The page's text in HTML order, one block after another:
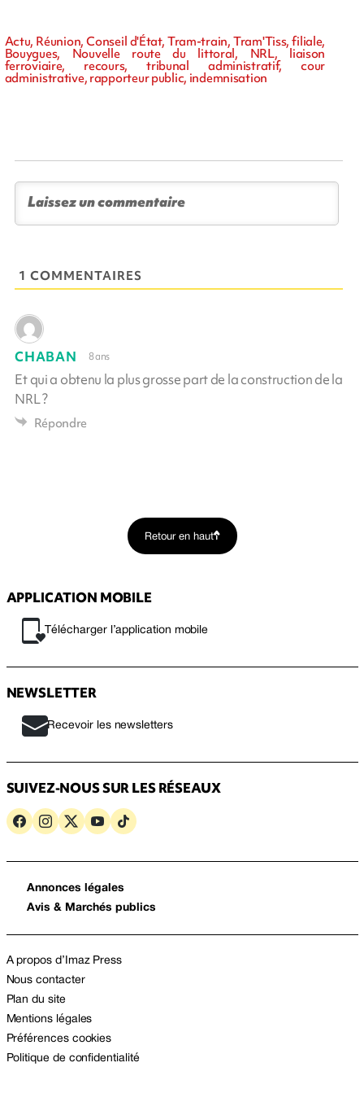
Actu, Réunion, Conseil d'État, Tram-train, Tram'Tiss, filiale,
Bouygues, Nouvelle route du littoral, NRL, liaison
ferroviaire, recours, tribunal administratif, cour
administrative, rapporteur public, indemnisation
1 COMMENTAIRES
CHABAN 8 ans
Et qui a obtenu la plus grosse part de la construction de la
NRL ?
Répondre
Retour en haut
APPLICATION MOBILE
Télécharger l’application mobile
NEWSLETTER
Recevoir les newsletters
SUIVEZ-NOUS SUR LES RÉSEAUX
Annonces légales
Avis & Marchés publics
A propos d’Imaz Press
Nous contacter
Plan du site
Mentions légales
Préférences cookies
Politique de confidentialité